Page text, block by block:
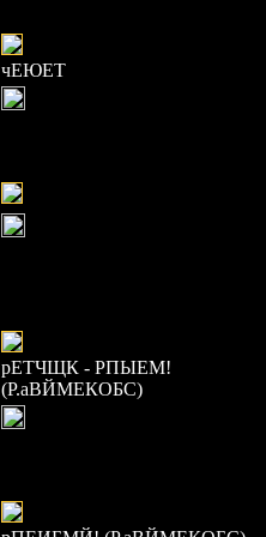
чЕЮЕТ
рЕТЧЩК - РПЫЕМ!
(Р.аВЙМЕКОБС)